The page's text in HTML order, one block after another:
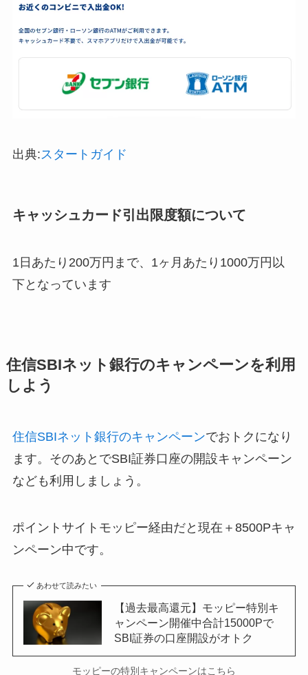
出典: スタートガイド
キャッシュカード引出限度額について
1日あたり200万円まで、1ヶ月あたり1000万円以
下となっています
住信SBIネット銀行のキャンペーンを利用
しよう
住信SBIネット銀行のキャンペーンでおトクになり
ます。そのあとでSBI証券口座の開設キャンペーン
なども利用しましょう。
ポイントサイトモッピー経由だと現在＋8500Pキャ
ンペーン中です。
あわせて読みたい
【過去最高還元】モッピー特別キ
ャンペーン開催中合計15000Pで
SBI証券の口座開設がオトク
モッピーの特別キャンペーンはこちら